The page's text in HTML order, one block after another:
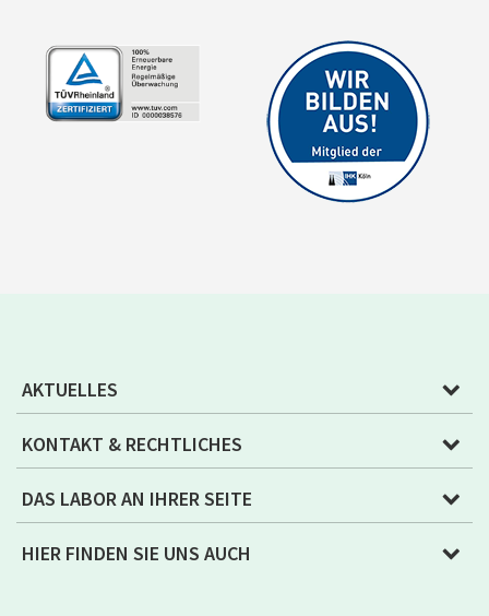
AKTUELLES
KONTAKT & RECHTLICHES
DAS LABOR AN IHRER SEITE
HIER FINDEN SIE UNS AUCH